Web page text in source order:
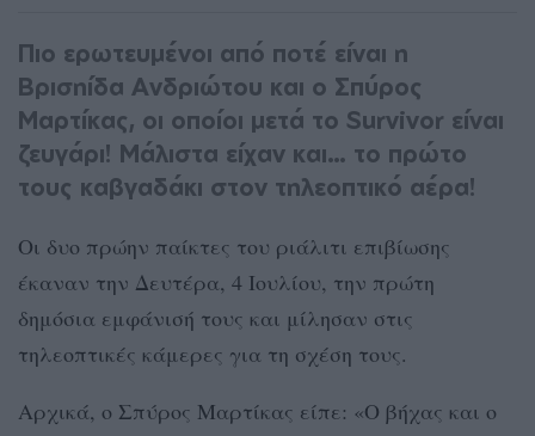
Πιο ερωτευμένοι από ποτέ είναι η
Βρισηίδα Ανδριώτου και ο Σπύρος
Μαρτίκας, οι οποίοι μετά το Survivor είναι
ζευγάρι! Μάλιστα είχαν και… το πρώτο
τους καβγαδάκι στον τηλεοπτικό αέρα!
Οι δυο πρώην παίκτες του ριάλιτι επιβίωσης
έκαναν την Δευτέρα, 4 Ιουλίου, την πρώτη
δημόσια εμφάνισή τους και μίλησαν στις
τηλεοπτικές κάμερες για τη σχέση τους.
Αρχικά, ο Σπύρος Μαρτίκας είπε: «Ο βήχας και ο